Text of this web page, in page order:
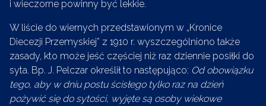
i wieczorne powinny być lekkie.
W liście do wiernych przedstawionym w „Kronice
Diecezji Przemyskiej” z 1910 r. wyszczególniono także
zasady, kto może jeść częściej niż raz dziennie posiłki do
syta. Bp. J. Pelczar określił to następująco: Od obowiązku
tego, aby w dniu postu ścisłego tylko raz na dzień
pożywić się do sytości, wyjęte są osoby wiekowe